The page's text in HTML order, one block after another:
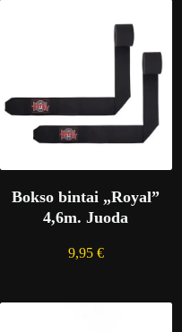
Bokso bintai „Royal”
4,6m. Juoda
9,95 €